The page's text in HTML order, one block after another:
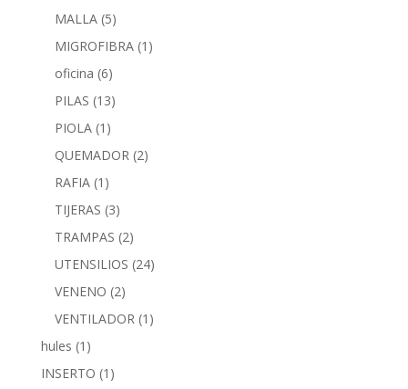
MALLA (5)
MIGROFIBRA (1)
oficina (6)
PILAS (13)
PIOLA (1)
QUEMADOR (2)
RAFIA (1)
TIJERAS (3)
TRAMPAS (2)
UTENSILIOS (24)
VENENO (2)
VENTILADOR (1)
hules (1)
INSERTO (1)